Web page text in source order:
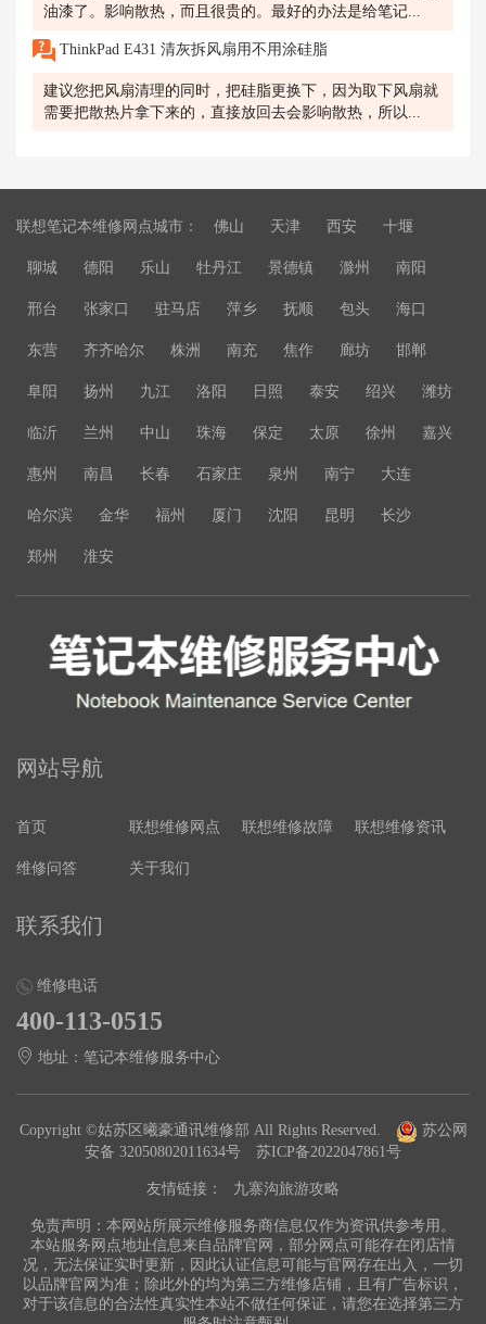
油漆了。影响散热，而且很贵的。最好的办法是给笔记...
ThinkPad E431 清灰拆风扇用不用涂硅脂
建议您把风扇清理的同时，把硅脂更换下，因为取下风扇就
需要把散热片拿下来的，直接放回去会影响散热，所以...
联想笔记本维修网点城市： 佛山 天津 西安 十堰
聊城 德阳 乐山 牡丹江 景德镇 滁州 南阳
邢台 张家口 驻马店 萍乡 抚顺 包头 海口
东营 齐齐哈尔 株洲 南充 焦作 廊坊 邯郸
阜阳 扬州 九江 洛阳 日照 泰安 绍兴 潍坊
临沂 兰州 中山 珠海 保定 太原 徐州 嘉兴
惠州 南昌 长春 石家庄 泉州 南宁 大连
哈尔滨 金华 福州 厦门 沈阳 昆明 长沙
郑州 淮安
网站导航
首页 联想维修网点 联想维修故障 联想维修资讯
维修问答 关于我们
联系我们
维修电话
400-113-0515
地址：笔记本维修服务中心
Copyright ©姑苏区曦豪通讯维修部 All Rights Reserved.
苏公网
安备 32050802011634号
苏ICP备2022047861号
友情链接： 九寨沟旅游攻略
免责声明：本网站所展示维修服务商信息仅作为资讯供参考用。
本站服务网点地址信息来自品牌官网，部分网点可能存在闭店情
况，无法保证实时更新，因此认证信息可能与官网存在出入，一切
以品牌官网为准；除此外的均为第三方维修店铺，且有广告标识，
对于该信息的合法性真实性本站不做任何保证，请您在选择第三方